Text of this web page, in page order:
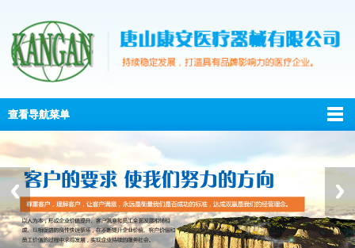
查看导航菜单